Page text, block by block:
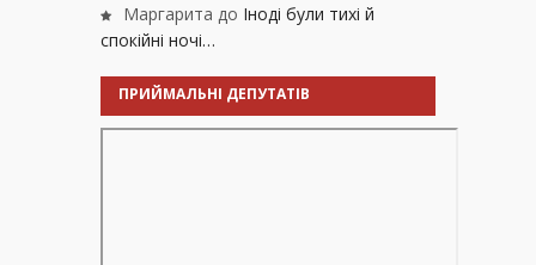
Маргарита до Іноді були тихі й
спокійні ночі…
ПРИЙМАЛЬНІ ДЕПУТАТІВ